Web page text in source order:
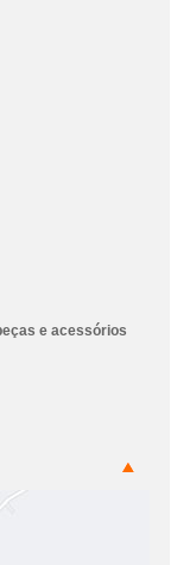
e acessórios